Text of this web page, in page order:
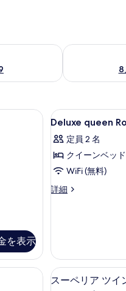
状況をチェック
8
来週末 8月 14
ジプト綿のシーツ、高級寝具、ミ
を表示
Deluxe
queen
Room
の
す
べ
真
を
表
1
Deluxe queen
定員 2 名
クイーンベッド
WiFi (無料)
詳細
Deluxe
ジプト綿のシーツ、高級寝具、ミ
ス 8
スーペリア ツイ